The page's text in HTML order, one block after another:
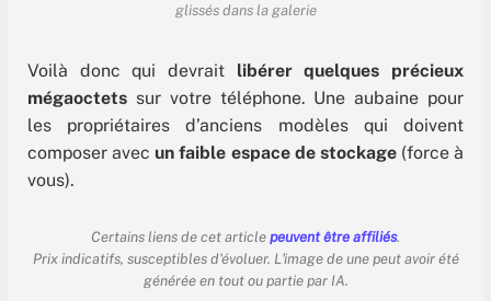
glissés dans la galerie
Voilà donc qui devrait libérer quelques précieux
mégaoctets sur votre téléphone. Une aubaine pour
les propriétaires d’anciens modèles qui doivent
composer avec un faible espace de stockage(force à
vous).
Certains liens de cet article peuvent être affiliés.
Prix indicatifs, susceptibles d'évoluer. L'image de une peut avoir été
générée en tout ou partie par IA.